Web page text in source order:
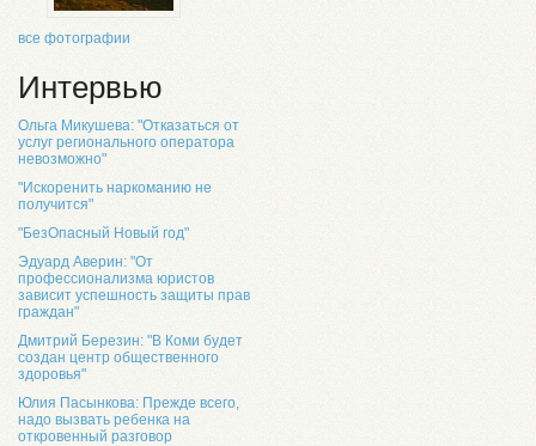
все фотографии
Интервью
Ольга Микушева: "Отказаться от
услуг регионального оператора
невозможно"
"Искоренить наркоманию не
получится"
"БезОпасный Новый год"
Эдуард Аверин: "От
профессионализма юристов
зависит успешность защиты прав
граждан"
Дмитрий Березин: "В Коми будет
создан центр общественного
здоровья"
Юлия Пасынкова: Прежде всего,
надо вызвать ребенка на
откровенный разговор